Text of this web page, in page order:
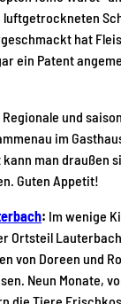
luftgetrockneten
hat
ein Patent
Regionale und
im
man draußen
Guten Appetit!
: Im wenige
Ortsteil
von Doreen und
Neun Monate,